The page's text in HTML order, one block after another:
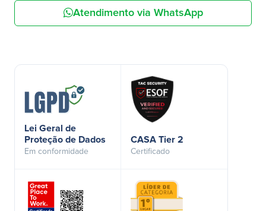
Atendimento via WhatsApp
Lei Geral de
Proteção de Dados
Em conformidade
CASA Tier 2
Certificado